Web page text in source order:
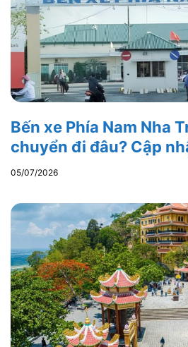
Bến xe Phía Nam Nha
chuyển đi đâu? Cập
05/07/2026